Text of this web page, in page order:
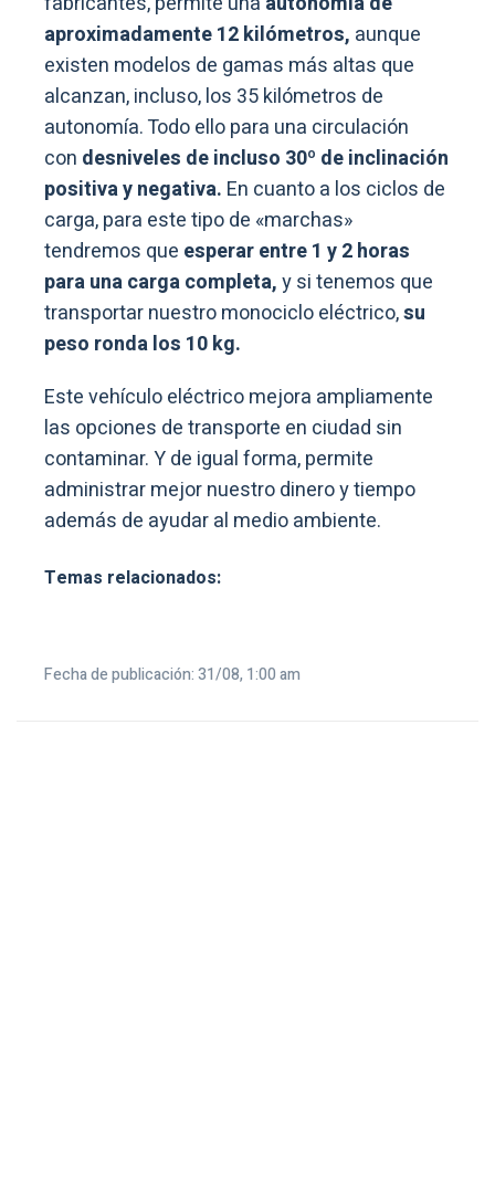
aproximadamente 12 kilómetros, aunque
existen modelos de gamas más altas que
alcanzan, incluso, los 35 kilómetros de
autonomía. Todo ello para una circulación
con desniveles de incluso 30º de inclinación
positiva y negativa. En cuanto a los ciclos de
carga, para este tipo de «marchas»
tendremos que esperar entre 1 y 2 horas
para una carga completa,y si tenemos que
transportar nuestro monociclo eléctrico,su
peso ronda los 10 kg.
Este vehículo eléctrico mejora ampliamente
las opciones de transporte en ciudad sin
contaminar. Y de igual forma, permite
administrar mejor nuestro dinero y tiempo
además de ayudar al medio ambiente.
Temas relacionados:
Fecha de publicación: 31/08, 1:00 am